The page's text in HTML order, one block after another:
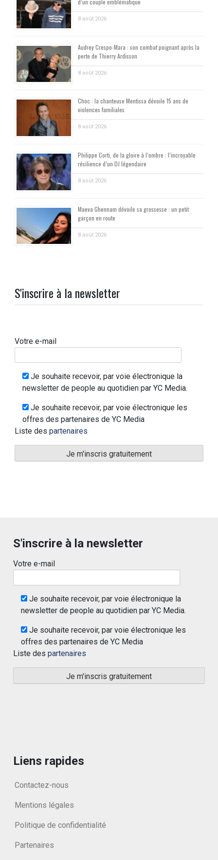
d’un couple emblématique
8 août 2026
Audrey Crespo-Mara : son combat poignant après la
perte de Thierry Ardisson
8 août 2026
Choc : la chanteuse Mentissa dévoile 15 ans de
violences familiales
8 août 2026
Philippe Corti, de la gloire à l’ombre : l’incroyable
résilience d’un DJ légendaire
8 août 2026
Maeva Ghennam dévoile sa grossesse : un petit
garçon en route
8 août 2026
S'inscrire à la newsletter
Votre e-mail
Je souhaite recevoir, par voie électronique la
newsletter de people au quotidien par YC Media.
Je souhaite recevoir, par voie électronique les
offres des partenaires de YC Media
Liste des partenaires
S'inscrire à la newsletter
Votre e-mail
Je souhaite recevoir, par voie électronique la
newsletter de people au quotidien par YC Media.
Je souhaite recevoir, par voie électronique les
offres des partenaires de YC Media
Liste des partenaires
Liens rapides
Contactez-nous
Mentions légales
Politique de confidentialité
Partenaires